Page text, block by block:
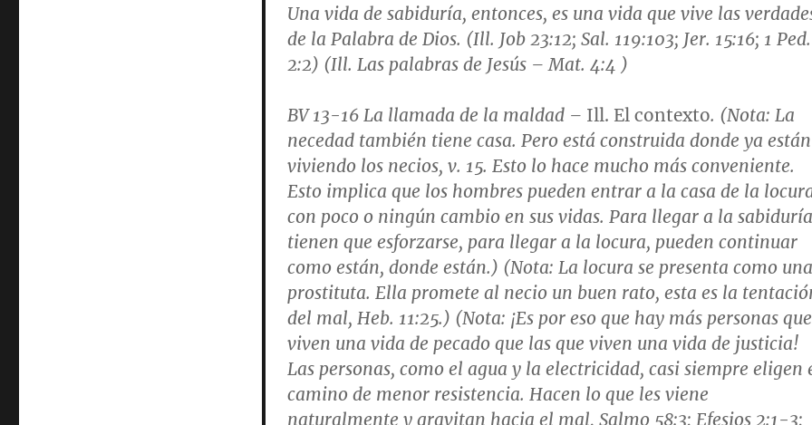
Una vida de sabiduría, entonces, es una vida que vive las
de la Palabra de Dios. (Ill. Job 23:12; Sal. 119:103; Jer. 15:16; 1 Ped.
2:2) (Ill. Las palabras de Jesús –Mat. 4:4 )
BV 13-16 La llamada de la maldad– Ill. El contexto. (Nota: La
necedad también tiene casa. Pero está construida donde ya están
viviendo los necios, v. 15. Esto lo hace mucho más conveniente.
Esto implica que los hombres pueden entrar a la casa de la
con poco o ningún cambio en sus vidas. Para llegar a la
tienen que esforzarse, para llegar a la locura, pueden continuar
como están, donde están.) (Nota: La locura se presenta como una
prostituta. Ella promete al necio un buen rato, esta es la
del mal, Heb. 11:25.) (Nota: ¡Es por eso que hay más personas que
viven una vida de pecado que las que viven una vida de justicia!
Las personas, como el agua y la electricidad, casi siempre eligen
camino de menor resistencia. Hacen lo que les viene
naturalmente y gravitan hacia el mal, Salmo 58:3; Efesios 2:1-3;